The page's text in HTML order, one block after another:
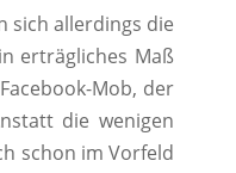
sich allerdings die
erträgliches Maß
Mob, der
die wenigen
schon im Vorfeld